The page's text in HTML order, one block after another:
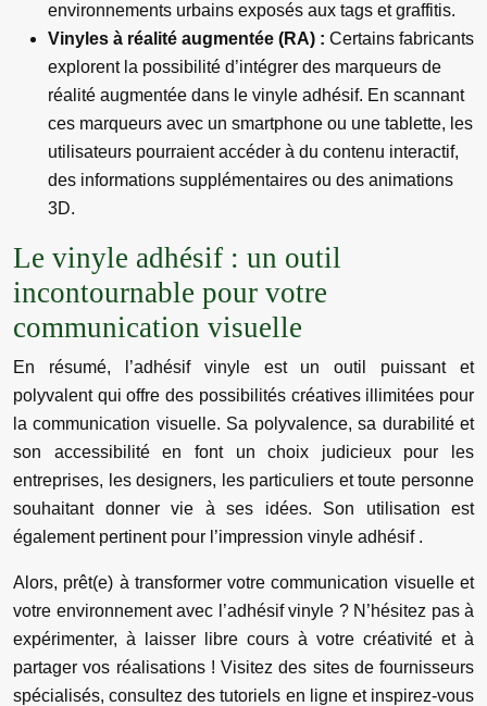
environnements urbains exposés aux tags et graffitis.
Vinyles à réalité augmentée (RA) : Certains fabricants
explorent la possibilité d’intégrer des marqueurs de
réalité augmentée dans le vinyle adhésif. En scannant
ces marqueurs avec un smartphone ou une tablette, les
utilisateurs pourraient accéder à du contenu interactif,
des informations supplémentaires ou des animations
3D.
Le vinyle adhésif : un outil
incontournable pour votre
communication visuelle
En résumé, l’adhésif vinyle est un outil puissant et
polyvalent qui offre des possibilités créatives illimitées pour
la communication visuelle. Sa polyvalence, sa durabilité et
son accessibilité en font un choix judicieux pour les
entreprises, les designers, les particuliers et toute personne
souhaitant donner vie à ses idées. Son utilisation est
également pertinent pour l’impression vinyle adhésif .
Alors, prêt(e) à transformer votre communication visuelle et
votre environnement avec l’adhésif vinyle ? N’hésitez pas à
expérimenter, à laisser libre cours à votre créativité et à
partager vos réalisations ! Visitez des sites de fournisseurs
spécialisés, consultez des tutoriels en ligne et inspirez-vous